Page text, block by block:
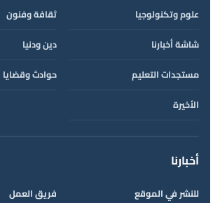
علوم وتكنولوجيا
ثقافة وفنون
شاشة أخبارنا
دين ودنيا
مستجدات التعليم
حوادث وقضايا
الأخيرة
أخبارنا
للنشر في الموقع فريق العمل